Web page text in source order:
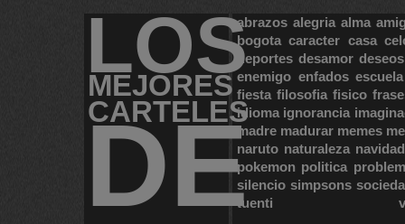
LOS
MEJORES
CARTELES
DE
abrazos alegria alma
bogota caracter casa
deportes desamor deseos
enemigo enfados escuela
fiesta filosofia fisico
idioma ignorancia
madre madurar memes
naruto naturaleza navidad
pokemon politica
silencio simpsons
tuenti